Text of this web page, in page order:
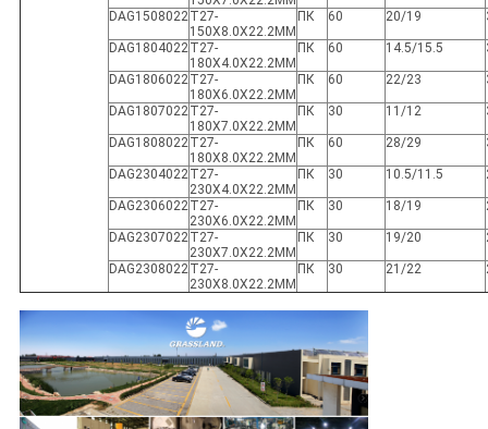
DAG1508022T27-
150X8.0X22.2MM
ПК 60 20/19
DAG1804022T27-
180X4.0X22.2MM
ПК 60 14.5/15.5
DAG1806022T27-
180X6.0X22.2MM
ПК 60 22/23
DAG1807022T27-
180X7.0X22.2MM
ПК 30 11/12
DAG1808022T27-
180X8.0X22.2MM
ПК 60 28/29
DAG2304022T27-
230X4.0X22.2MM
ПК 30 10.5/11.5
DAG2306022T27-
230X6.0X22.2MM
ПК 30 18/19
DAG2307022T27-
230X7.0X22.2MM
ПК 30 19/20
DAG2308022T27-
230X8.0X22.2MM
ПК 30 21/22